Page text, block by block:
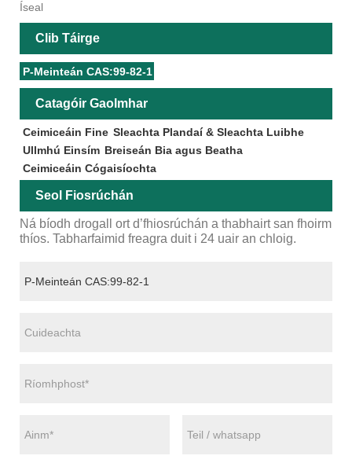
Íseal
Clib Táirge
P-Meinteán CAS:99-82-1
Catagóir Gaolmhar
Ceimiceáin Fine Sleachta Plandaí & Sleachta Luibhe
Ullmhú Einsím Breiseán Bia agus Beatha
Ceimiceáin Cógaisíochta
Seol Fiosrúchán
Ná bíodh drogall ort d’fhiosrúchán a thabhairt san fhoirm
thíos. Tabharfaimid freagra duit i 24 uair an chloig.